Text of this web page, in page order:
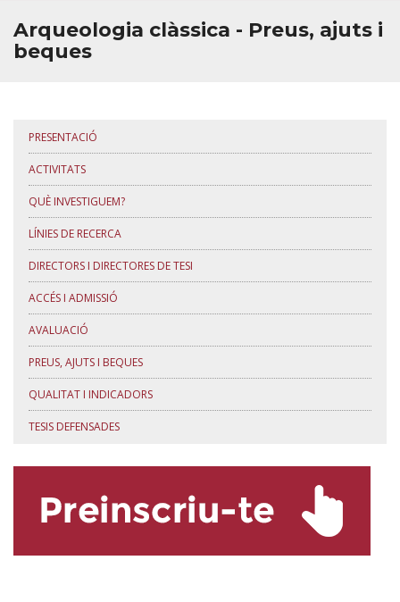
Arqueologia clàssica - Preus, ajuts i
beques
PRESENTACIÓ
ACTIVITATS
QUÈ INVESTIGUEM?
LÍNIES DE RECERCA
DIRECTORS I DIRECTORES DE TESI
ACCÉS I ADMISSIÓ
AVALUACIÓ
PREUS, AJUTS I BEQUES
QUALITAT I INDICADORS
TESIS DEFENSADES